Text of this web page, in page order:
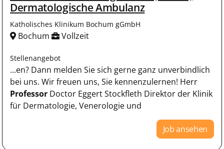
Dermatologische Ambulanz
Katholisches Klinikum Bochum gGmbH
Bochum Vollzeit
Stellenangebot
...en? Dann melden Sie sich gerne ganz unverbindlich
bei uns. Wir freuen uns, Sie kennenzulernen! Herr
Professor Doctor Eggert Stockfleth Direktor der Klinik
für Dermatologie, Venerologie und
Job ansehen